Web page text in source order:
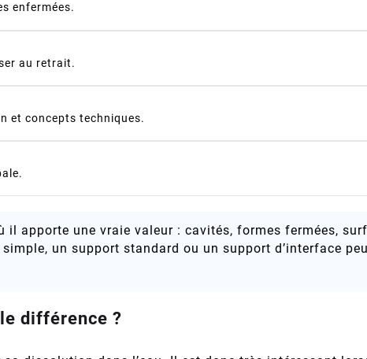
enfermées.
au retrait.
et concepts techniques.
il apporte une vraie valeur : cavités, formes fermées,
un support standard ou un support d’interface
différence ?